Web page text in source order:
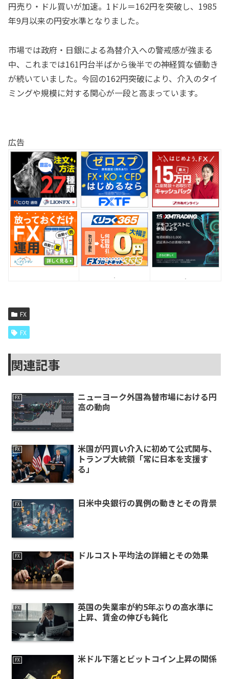
円売り・ドル買いが加速。1ドル＝162円を突破し、1985
年9月以来の円安水準となりました。
市場では政府・日銀による為替介入への警戒感が強まる
中、これまでは161円台半ばから後半での神経質な値動き
が続いていました。今回の162円突破により、介入のタイ
ミングや規模に対する関心が一段と高まっています。
広告
FX
FX
関連記事
FX
ニューヨーク外国為替市場における円
高の動向
FX
米国が円買い介入に初めて公式関与、
トランプ大統領「常に日本を支援す
る」
FX 日米中央銀行の異例の動きとその背景
FX ドルコスト平均法の詳細とその効果
FX
英国の失業率が約5年ぶりの高水準に
上昇、賃金の伸びも鈍化
FX 米ドル下落とビットコイン上昇の関係